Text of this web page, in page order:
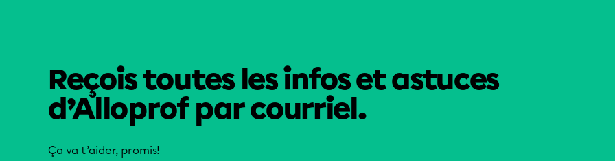
Reçois toutes les infos et astuces
d’Alloprof par courriel.
Ça va t’aider, promis!